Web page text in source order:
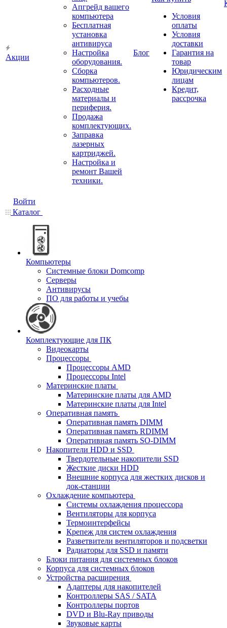
Акции
Апгрейд вашего
компьютера
Бесплатная
установка
антивируса
Настройка
оборудования.
Сборка
компьютеров.
Расходные
материалы и
периферия.
Продажа
комплектующих.
Заправка
лазерных
картриджей.
Настройка и
ремонт Вашей
техники.
Блог
Условия
оплаты
Условия
доставки
Гарантия на
товар
Юридическим
лицам
Кредит,
рассрочка
Войти
Каталог
Компьютеры
Системные блоки Domcomp
Серверы
Антивирусы
ПО для работы и учебы
Комплектующие для ПК
Видеокарты
Процессоры
Процессоры AMD
Процессоры Intel
Материнские платы
Материнские платы для AMD
Материнские платы для Intel
Оперативная память
Оперативная память DIMM
Оперативная память RDIMM
Оперативная память SO-DIMM
Накопители HDD и SSD
Твердотельные накопители SSD
Жесткие диски HDD
Внешние корпуса для жестких дисков и
док-станции
Охлаждение компьютера
Системы охлаждения процессора
Вентиляторы для корпуса
Термоинтерфейсы
Крепеж для систем охлаждения
Разветвители вентиляторов и подсветки
Радиаторы для SSD и памяти
Блоки питания для системных блоков
Корпуса для системных блоков
Устройства расширения
Адаптеры для накопителей
Контроллеры SAS / SATA
Контроллеры портов
DVD и Blu-Ray приводы
Звуковые карты